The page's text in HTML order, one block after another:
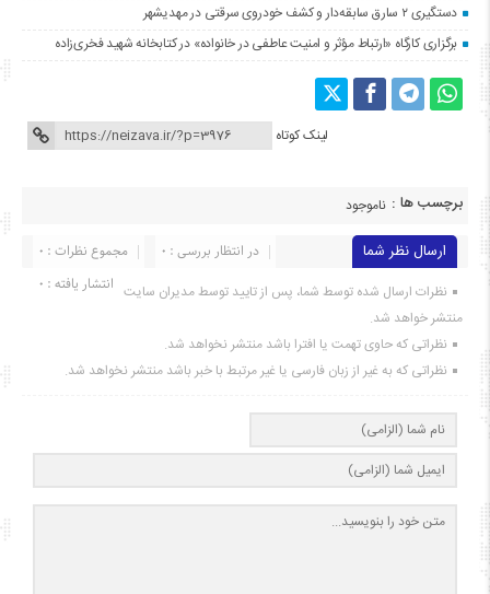
دستگیری ۲ سارق سابقه‌دار و کشف خودروی سرقتی در مهدیشهر
برگزاری کارگاه «ارتباط مؤثر و امنیت عاطفی در خانواده» در کتابخانه شهید فخری‌زاده
لینک کوتاه
برچسب ها : ناموجود
ارسال نظر شما مجموع نظرات : 0
در انتظار بررسی : 0
انتشار یافته : ۰ نظرات ارسال شده توسط شما، پس از تایید توسط مدیران سایت
منتشر خواهد شد.
نظراتی که حاوی تهمت یا افترا باشد منتشر نخواهد شد.
نظراتی که به غیر از زبان فارسی یا غیر مرتبط با خبر باشد منتشر نخواهد شد.